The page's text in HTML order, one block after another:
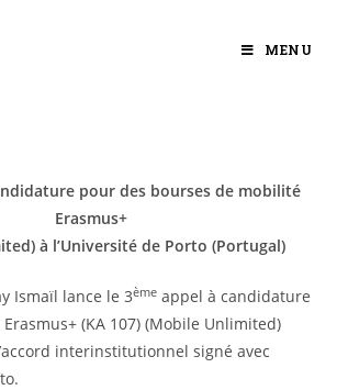
MENU
pour des bourses de mobilité
Erasmus+
à l’Université de Porto (Portugal)
Ismaïl lance le 3ème appel à candidature
(KA 107) (Mobile Unlimited)
interinstitutionnel signé avec